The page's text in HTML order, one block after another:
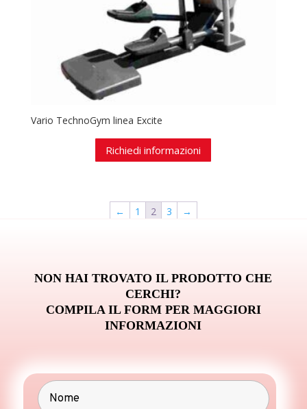
Vario TechnoGym linea Excite
Richiedi informazioni
← 1 2 3 →
NON HAI TROVATO IL PRODOTTO CHE
CERCHI?
COMPILA IL FORM PER MAGGIORI
INFORMAZIONI